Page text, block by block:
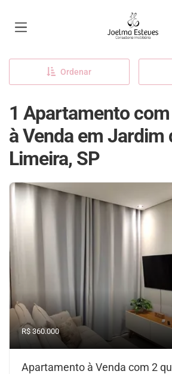
Página inicial
Ordenar
1 Apartamento
à Venda em Jardim
Limeira, SP
R$ 360.000
Apartamento à Venda com 2